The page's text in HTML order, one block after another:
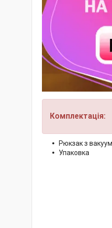
Комплектація:
Рюкзак з
Упаковка